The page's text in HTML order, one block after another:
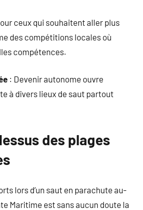
ceux qui souhaitent aller plus
des compétitions locales où
compétences.
: Devenir autonome ouvre
à divers lieux de saut partout
des plages
lors d’un saut en parachute au-
Maritime est sans aucun doute la